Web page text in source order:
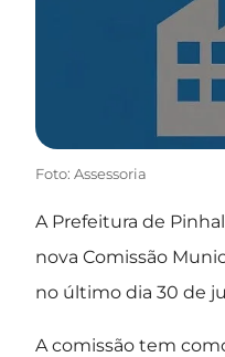
Foto: Assessoria
A Prefeitura de
nova Comissão
no último dia 30 de
A comissão tem